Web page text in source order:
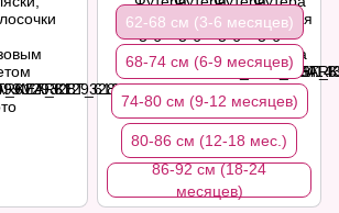
62-68 см (3-6 месяцев)
68-74 см (6-9 месяцев)
74-80 см (9-12 месяцев)
80-86 см (12-18 мес.)
86-92 см (18-24
месяцев)